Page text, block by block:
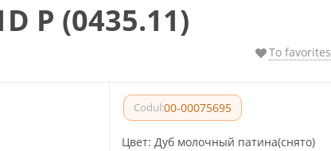
P (0435.11)
To favorites
Codul:00-00075695
Цвет: Дуб молочный патина(снято)